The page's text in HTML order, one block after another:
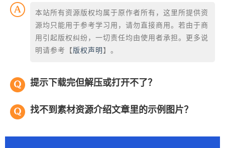
本站所有资源版权均属于原作者所有，这里所提供资
源均只能用于参考学习用，请勿直接商用。若由于商
用引起版权纠纷，一切责任均由使用者承担。更多说
明请参考【 版权声明 】。
提示下载完但解压或打开不了？
找不到素材资源介绍文章里的示例图片？